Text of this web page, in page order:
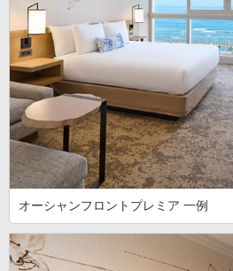
オーシャンフロントプレミア 一例